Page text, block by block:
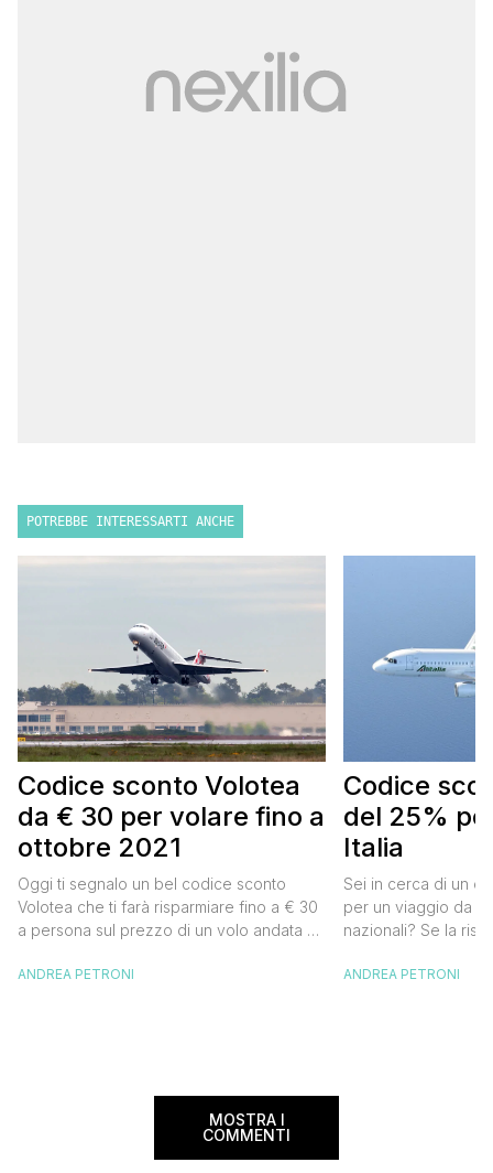
POTREBBE INTERESSARTI ANCHE
Codice sconto Volotea
da € 30 per volare fino a
ottobre 2021
Oggi ti segnalo un bel codice sconto
Volotea che ti farà risparmiare fino a € 30
a persona sul prezzo di un volo andata e
15 a tratta, che diventano € 30 su un volo
ANDREA PETRONI
Codice
del 25%
Italia
Sei in cerca di un
per un viaggio da
nazionali? Se la
Alitalia per l’Italia.
ANDREA PETRONI
MOSTRA I
COMMENTI